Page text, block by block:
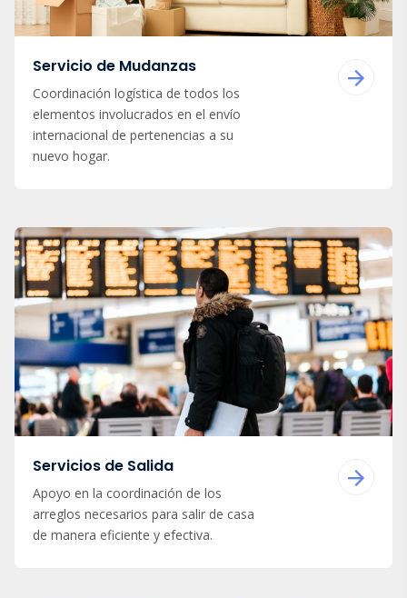
Servicio de Mudanzas
Coordinación logística de todos los
elementos involucrados en el envío
internacional de pertenencias a su
nuevo hogar.
Servicios de Salida
Apoyo en la coordinación de los
arreglos necesarios para salir de casa
de manera eficiente y efectiva.